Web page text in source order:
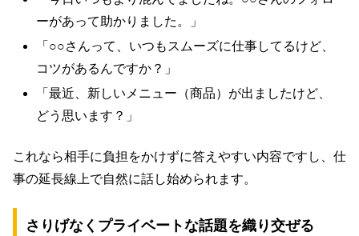
ーがあって助かりました。」
「○○さんって、いつもスムーズに仕事してるけど、
コツがあるんですか？」
「最近、新しいメニュー（商品）が出ましたけど、
どう思います？」
これなら相手に負担をかけずに答えやすい内容ですし、仕
事の延長線上で自然に話し始められます。
さりげなくプライベートな話題を織り交ぜる